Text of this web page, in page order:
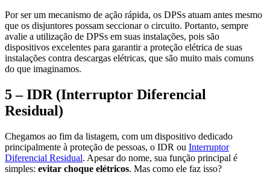
Por ser um mecanismo de ação rápida, os DPSs atuam antes mesmo
que os disjuntores possam seccionar o circuito. Portanto, sempre
avalie a utilização de DPSs em suas instalações, pois são
dispositivos excelentes para garantir a proteção elétrica de suas
instalações contra descargas elétricas, que são muito mais comuns
do que imaginamos.
5 – IDR (Interruptor Diferencial
Residual)
Chegamos ao fim da listagem, com um dispositivo dedicado
principalmente à proteção de pessoas, o IDR ou Interruptor
Diferencial Residual. Apesar do nome, sua função principal é
simples: evitar choque elétricos. Mas como ele faz isso?